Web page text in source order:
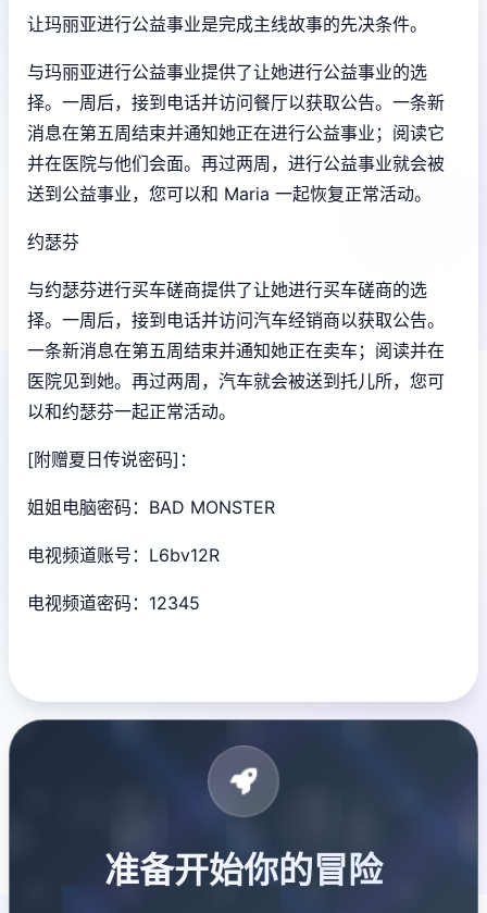
让玛丽亚进行公益事业是完成主线故事的先决条件。
与玛丽亚进行公益事业提供了让她进行公益事业的选
择。一周后，接到电话并访问餐厅以获取公告。一条新
消息在第五周结束并通知她正在进行公益事业；阅读它
并在医院与他们会面。再过两周，进行公益事业就会被
送到公益事业，您可以和 Maria 一起恢复正常活动。
约瑟芬
与约瑟芬进行买车磋商提供了让她进行买车磋商的选
择。一周后，接到电话并访问汽车经销商以获取公告。
一条新消息在第五周结束并通知她正在卖车；阅读并在
医院见到她。再过两周，汽车就会被送到托儿所，您可
以和约瑟芬一起正常活动。
[附赠夏日传说密码]：
姐姐电脑密码：BAD MONSTER
电视频道账号：L6bv12R
电视频道密码：12345
准备开始你的冒险